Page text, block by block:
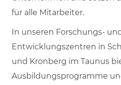
für alle Mitarbeiter.
In unseren Forschungs-
Entwicklungszentren in
und Kronberg im Taunus
Ausbildungsprogramme